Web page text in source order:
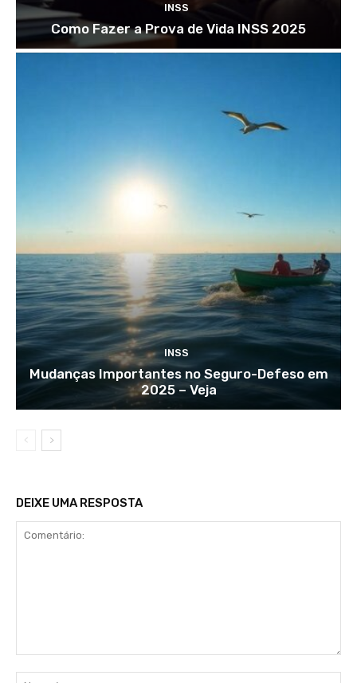
INSS
Como Fazer a Prova de Vida INSS 2025
INSS
Mudanças Importantes no Seguro-Defeso em
2025 – Veja
DEIXE UMA RESPOSTA